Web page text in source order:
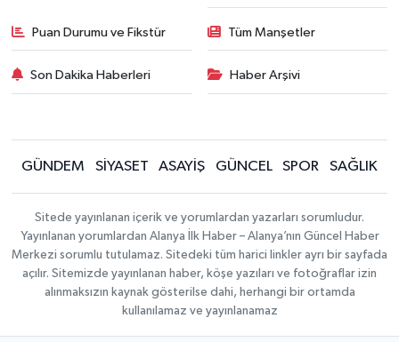
Puan Durumu ve Fikstür Tüm Manşetler
Son Dakika Haberleri Haber Arşivi
GÜNDEM SİYASET ASAYİŞ GÜNCEL SPOR SAĞLIK
Sitede yayınlanan içerik ve yorumlardan yazarları sorumludur.
Yayınlanan yorumlardan Alanya İlk Haber – Alanya’nın Güncel Haber
Merkezi sorumlu tutulamaz. Sitedeki tüm harici linkler ayrı bir sayfada
açılır. Sitemizde yayınlanan haber, köşe yazıları ve fotoğraflar izin
alınmaksızın kaynak gösterilse dahi, herhangi bir ortamda
kullanılamaz ve yayınlanamaz